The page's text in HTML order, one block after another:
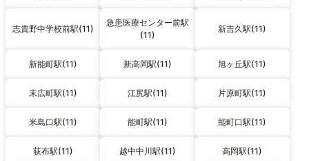
志貴野中学校前駅(11)
急患医療センター前駅
(11)
新吉久駅(11)
新能町駅(11) 新高岡駅(11) 旭ヶ丘駅(11)
末広町駅(11) 江尻駅(11) 片原町駅(11)
米島口駅(11) 能町駅(11) 能町口駅(11)
荻布駅(11) 越中中川駅(11) 高岡駅(11)